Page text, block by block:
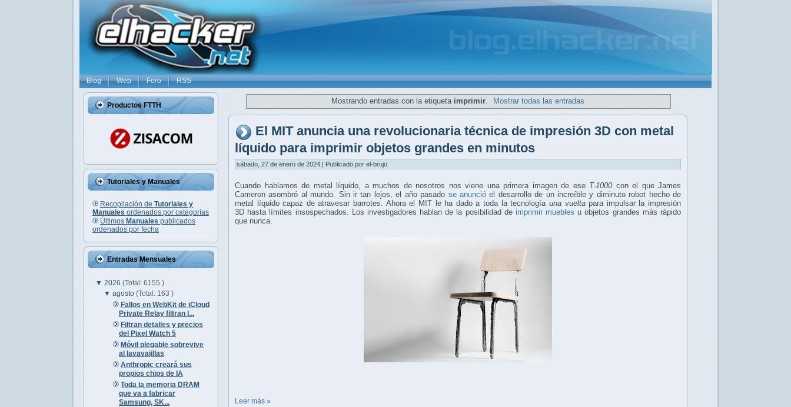
Blog Web Foro RSS
Productos FTTH
Tutoriales y Manuales
Recopilación de Tutoriales y
Manuales ordenados por categorías
Últimos Manuales publicados
ordenados por fecha
Entradas Mensuales
▼ 2026 (Total: 6155 )
▼agosto(Total: 163 )
Fallos en WebKit de iCloud
Private Relay filtran I...
Filtran detalles y precios
del Pixel Watch 5
Móvil plegable sobrevive
al lavavajillas
Anthropic creará sus
propios chips de IA
Toda la memoria DRAM
que va a fabricar
Samsung, SK...
Mostrando entradas con la etiqueta imprimir. Mostrar todas las entradas
El MIT anuncia una revolucionaria técnica de impresión 3D con metal
líquido para imprimir objetos grandes en minutos
sábado, 27 de enero de 2024 | Publicado por el-brujo
Cuando hablamos de metal líquido, a muchos de nosotros nos viene una primera imagen de ese T-1000 con el que James
Cameron asombró al mundo. Sin ir tan lejos, el año pasado se anuncióel desarrollo de un increíble y diminuto robot hecho de
metal líquido capaz de atravesar barrotes. Ahora el MIT le ha dado a toda la tecnología una vueltapara impulsar la impresión
3D hasta límites insospechados. Los investigadores hablan de la posibilidad de imprimir muebles u objetos grandes más rápido
que nunca.
Leer más »